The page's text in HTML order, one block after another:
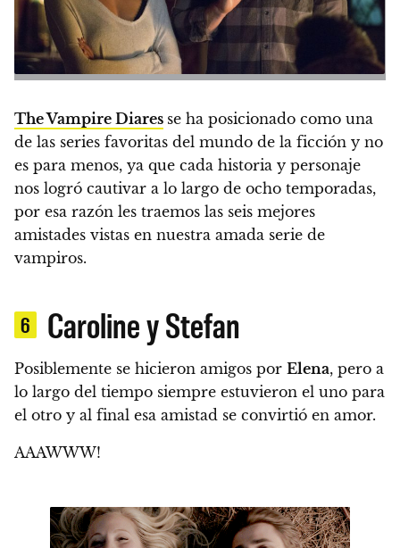
The Vampire Diares se ha posicionado como una
de las series favoritas del mundo de la ficción y no
es para menos, ya que cada historia y personaje
nos logró cautivar a lo largo de ocho temporadas,
por esa razón les traemos las seis mejores
amistades vistas en nuestra amada serie de
vampiros.
6 Caroline y Stefan
Posiblemente se hicieron amigos por Elena, pero a
lo largo del tiempo siempre estuvieron el uno para
el otro y al final esa amistad se convirtió en amor.
AAAWWW!